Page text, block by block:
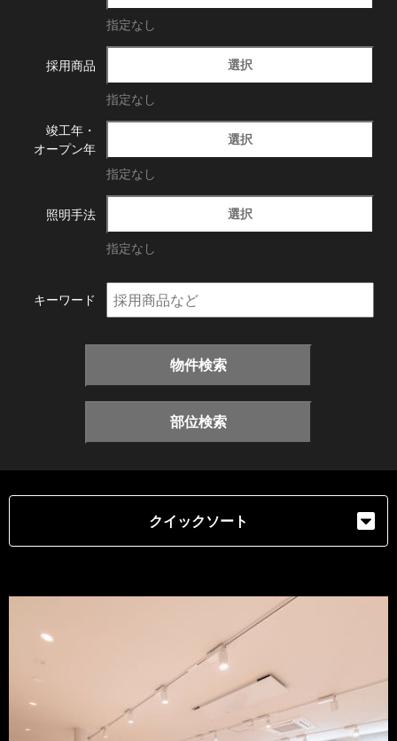
指定なし
採用商品 選択
指定なし
竣工年・
オープン年
選択
指定なし
照明手法 選択
指定なし
キーワード
物件検索
部位検索
クイックソート